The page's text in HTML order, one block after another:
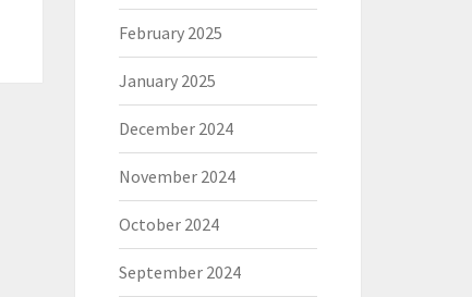
February 2025
January 2025
December 2024
November 2024
October 2024
September 2024